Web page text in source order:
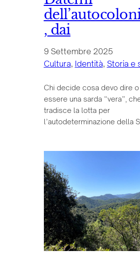
, dai
9 Settembre 2025
Cultura, Identità, Storia e
Chi decide cosa devo dire
essere una sarda “vera”,
tradisce la lotta per
l’autodeterminazione della